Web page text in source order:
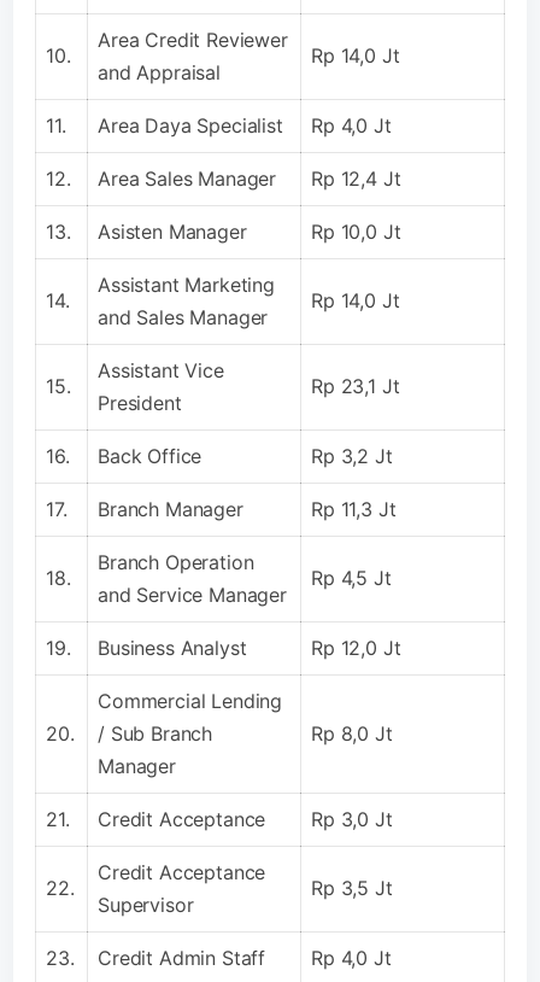
10.
Area Credit Reviewer
and Appraisal
Rp 14,0 Jt
11. Area Daya Specialist Rp 4,0 Jt
12. Area Sales Manager Rp 12,4 Jt
13. Asisten Manager Rp 10,0 Jt
14.
Assistant Marketing
and Sales Manager
Rp 14,0 Jt
15.
Assistant Vice
President
Rp 23,1 Jt
16. Back Office Rp 3,2 Jt
17. Branch Manager Rp 11,3 Jt
18.
Branch Operation
and Service Manager
Rp 4,5 Jt
19. Business Analyst Rp 12,0 Jt
20.
Commercial Lending
/ Sub Branch
Manager
Rp 8,0 Jt
21. Credit Acceptance Rp 3,0 Jt
22.
Credit Acceptance
Supervisor
Rp 3,5 Jt
23. Credit Admin Staff Rp 4,0 Jt